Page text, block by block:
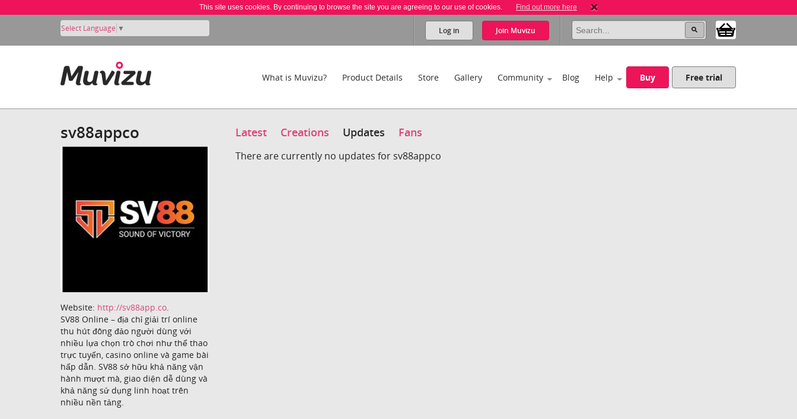
This site uses cookies. By continuing to browse the site you are agreeing to our use of cookies. Find out more here
Select Language ▼ Log in Join Muvizu
What is Muvizu? Product Details Store Gallery Community Blog Help Buy Free trial
sv88appco
Website: http://sv88app.co
SV88 Online – địa chỉ giải trí online
thu hút đông đảo người dùng với
nhiều lựa chọn trò chơi như thể thao
trực tuyến, casino online và game bài
hấp dẫn. SV88 sở hữu khả năng vận
hành mượt mà, giao diện dễ dùng và
khả năng sử dụng linh hoạt trên
nhiều nền tảng.
Latest Creations Updates Fans
There are currently no updates for sv88appco